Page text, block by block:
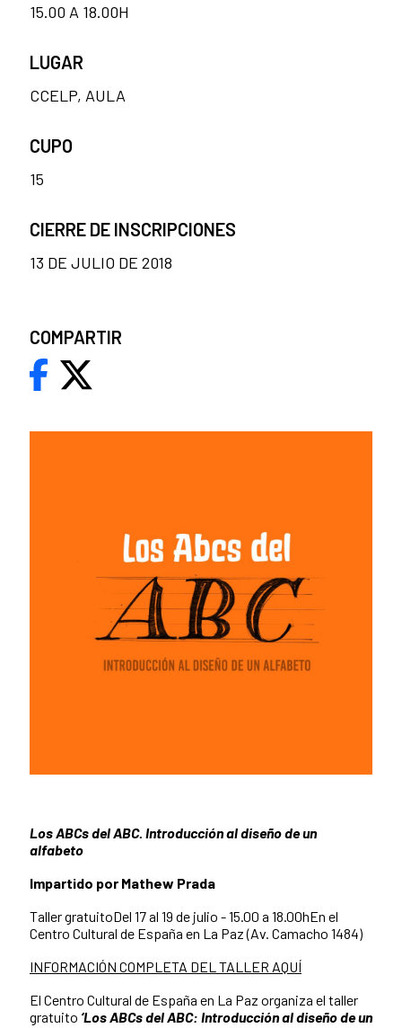
Los ABCs del ABC. Introducción al diseño de un
alfabeto
Impartido por Mathew Prada
Taller gratuitoDel 17 al 19 de julio - 15.00 a 18.00hEn el
Centro Cultural de España en La Paz (Av. Camacho 1484)
INFORMACIÓN COMPLETA DEL TALLER AQUÍ
El Centro Cultural de España en La Paz organiza el taller
gratuito ‘Los ABCs del ABC: Introducción al diseño de un
15.00 A 18.00H
LUGAR
CCELP, AULA
CUPO
15
CIERRE DE INSCRIPCIONES
13 DE JULIO DE 2018
COMPARTIR